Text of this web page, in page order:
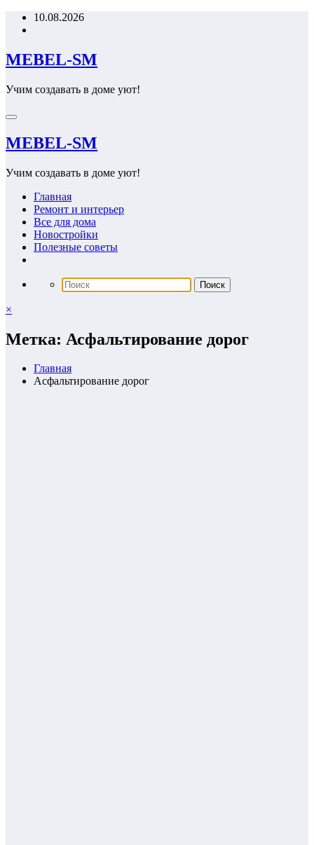
Перейти10.08.2026
MEBEL-SM
Учим создавать в доме уют!
MEBEL-SM
Учим создавать в доме уют!
Главная
Ремонт и интерьер
Все для дома
Новостройки
Полезные советы
×
Метка: Асфальтирование дорог
Главная
Асфальтирование дорог